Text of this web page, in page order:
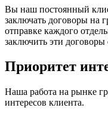
Вы наш постоянный
заключать договоры на
отправке каждого
заключить эти
Приоритет
Наша работа на рынке
интересов клиента.